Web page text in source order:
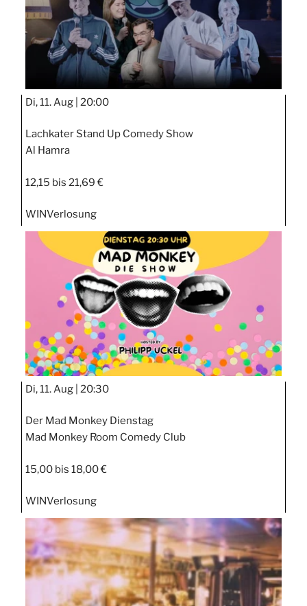
Di, 11. Aug | 20:00
Lachkater Stand Up Comedy Show
Al Hamra
12,15 bis 21,69 €
WINVerlosung
Di, 11. Aug | 20:30
Der Mad Monkey Dienstag
Mad Monkey Room Comedy Club
15,00 bis 18,00 €
WINVerlosung